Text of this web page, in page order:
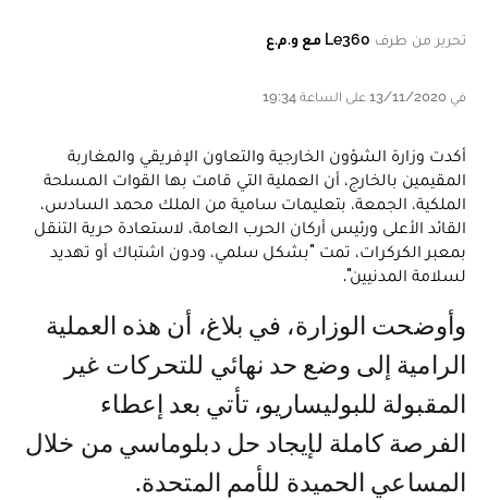
تحرير من طرف Le360 مع و.م.ع
في 13/11/2020 على الساعة 19:34
أكدت وزارة الشؤون الخارجية والتعاون الإفريقي والمغاربة
المقيمين بالخارج، أن العملية التي قامت بها القوات المسلحة
الملكية، الجمعة، بتعليمات سامية من الملك محمد السادس،
القائد الأعلى ورئيس أركان الحرب العامة، لاستعادة حرية التنقل
بمعبر الكركرات، تمت "بشكل سلمي، ودون اشتباك أو تهديد
لسلامة المدنيين".
وأوضحت الوزارة، في بلاغ، أن هذه العملية
الرامية إلى وضع حد نهائي للتحركات غير
المقبولة للبوليساريو، تأتي بعد إعطاء
الفرصة كاملة لإيجاد حل دبلوماسي من خلال
المساعي الحميدة للأمم المتحدة.